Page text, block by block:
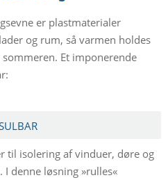
er plastmaterialer
og rum, så varmen holdes
Et imponerende
til isolering af vinduer, døre og
denne løsning »rulles«